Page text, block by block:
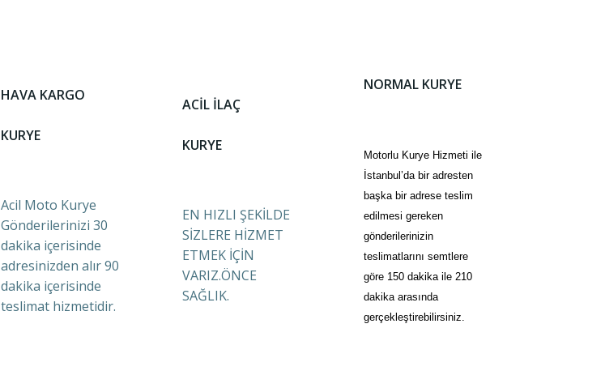
HAVA KARGO
KURYE
Acil Moto Kurye
Gönderilerinizi 30
dakika içerisinde
adresinizden alır 90
dakika içerisinde
teslimat hizmetidir.
ACİL İLAÇ
KURYE
EN HIZLI ŞEKİLDE
SİZLERE HİZMET
ETMEK İÇİN
VARIZ.ÖNCE
SAĞLIK.
NORMAL KURYE
Motorlu Kurye Hizmeti ile
İstanbul’da bir adresten
başka bir adrese teslim
edilmesi gereken
gönderilerinizin
teslimatlarını semtlere
göre 150 dakika ile 210
dakika arasında
gerçekleştirebilirsiniz.